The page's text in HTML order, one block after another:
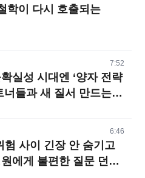
학이 다시 호출되는
7:52
실성 시대엔 ‘양자 전략
너들과 새 질서 만드는
6:46
험 사이 긴장 안 숨기고
에게 불편한 질문 던져